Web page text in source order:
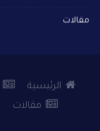
مقالات
الرئيسية
مقالات